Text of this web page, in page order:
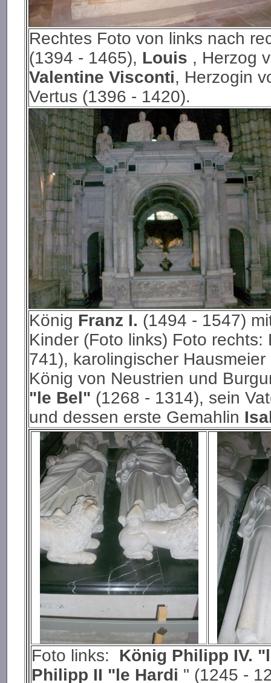
Rechtes Foto von links nach
(1394 - 1465), Louis , Herzog
Valentine Visconti, Herzogin
Vertus (1396 - 1420).
König Franz I. (1494 - 1547)
Kinder (Foto links) Foto
741), karolingischer
König von Neustrien und
"le Bel" (1268 - 1314), sein
und dessen erste Gemahlin
Foto links: König Philipp IV.
Philipp II "le Hardi " (1245 -